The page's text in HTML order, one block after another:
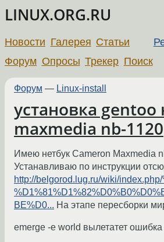
LINUX.ORG.RU
Новости Галерея Статьи
Форум Опросы Трекер Поиск
Форум — Linux-install
установка gentoo
maxmedia nb-1120
Имею нетбук Cameron Maxmedia
Устанавливаю по инструкции
http://belgorod.lug.ru/wiki/
BE%D0... На этапе пересборки
emerge -e world вылетатет ошибка